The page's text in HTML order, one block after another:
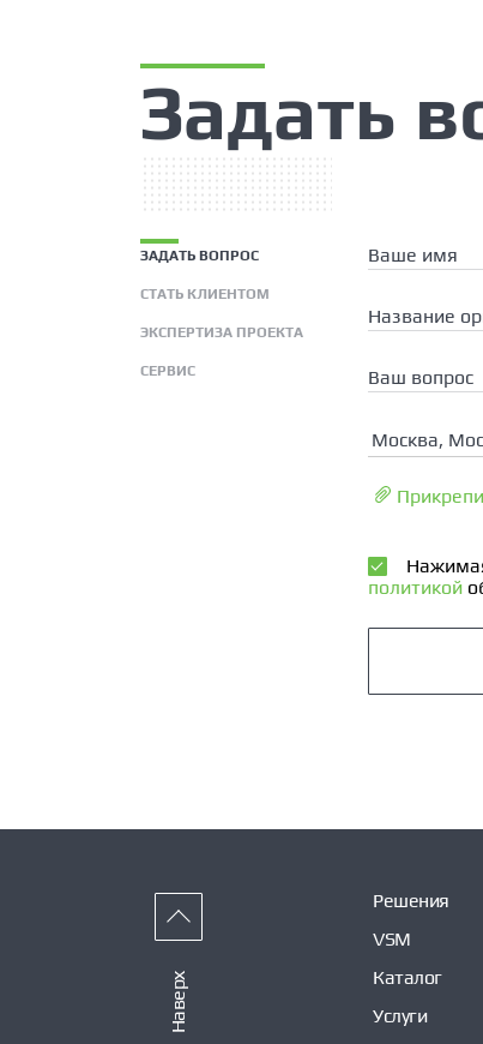
Задать
ЗАДАТЬ ВОПРОС
СТАТЬ КЛИЕНТОМ
ЭКСПЕРТИЗА ПРОЕКТА
СЕРВИС
Ваше имя
Название
Ваш вопрос
Москва,
политикой
Наверх
Решения
VSM
Каталог
Услуги